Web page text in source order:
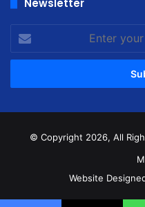
Newsletter
Enter
your
Email
© Copyright 2026, All
Website